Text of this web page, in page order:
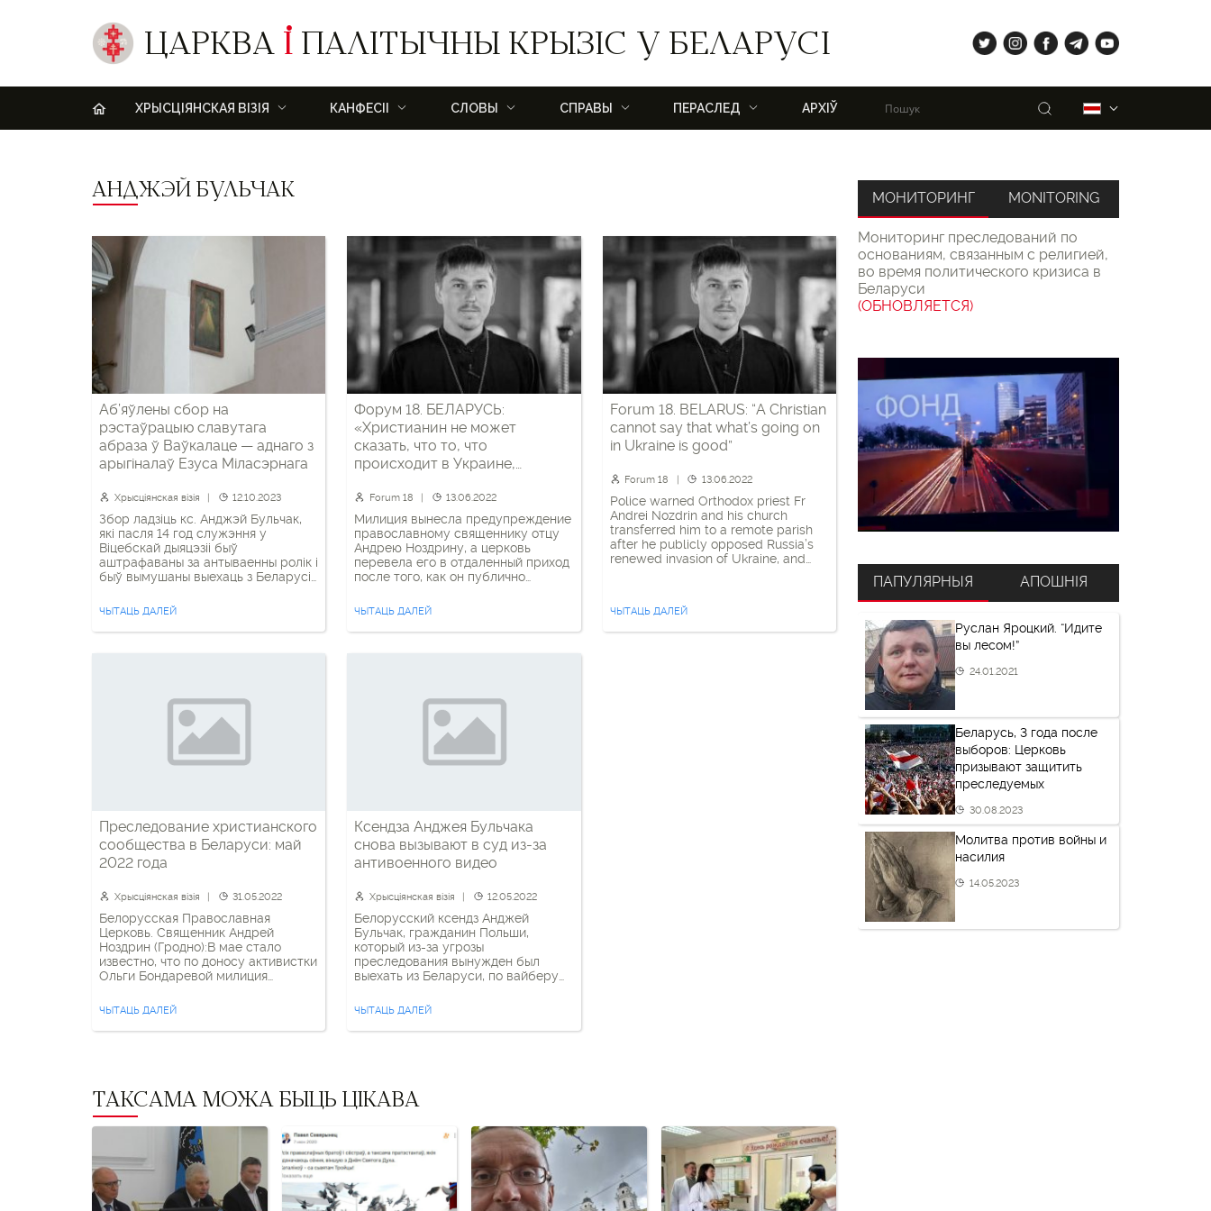
ЦАРКВА І ПАЛІТЫЧНЫ КРЫЗІС У БЕЛАРУСІ
ХРЫСЦІЯНСКАЯ ВІЗІЯ КАНФЕСІІ СЛОВЫ СПРАВЫ ПЕРАСЛЕД АРХІЎ Пошук
tw ig fb tg yt
АНДЖЭЙ БУЛЬЧАК
Аб’яўлены сбор на
рэстаўрацыю славутага
абраза ў Ваўкалаце — аднаго з
арыгіналаў Езуса Міласэрнага
Хрысціянская візія 12.10.2023
Збор ладзіць кс. Анджэй Бульчак,
які пасля 14 год служэння у
Віцебскай дыяцэзіі быў
аштрафаваны за антываенны ролік і
быў вымушаны выехаць з Беларусі,
стан іконы. Абраз, які знаходзіцца ў
вёсцы Ваўкалта на Докшыншчыне,
унікальны. Гэта адзін з эскізаў
ЧЫТАЦЬ ДАЛЕЙ
Форум 18. БЕЛАРУСЬ:
«Христианин не может
сказать, что то, что
происходит в Украине,
Forum 18 13.06.2022
Милиция вынесла предупреждение
православному священнику отцу
Андрею Ноздрину, а церковь
перевела его в отдаленный приход
после того, как он публично
вторжения России в Украину и
роли Беларуси в этом. Он
настаивал на том, что «христианин
ЧЫТАЦЬ ДАЛЕЙ
Forum 18. BELARUS: “A Christian
cannot say that what’s going on
in Ukraine is good”
Forum 18 13.06.2022
Police warned Orthodox priest Fr
Andrei Nozdrin and his church
transferred him to a remote parish
after he publicly opposed Russia’s
renewed invasion of Ukraine, and
should understand that killing is a
sin”. He told […]
ЧЫТАЦЬ ДАЛЕЙ
Преследование христианского
сообщества в Беларуси: май
2022 года
Хрысціянская візія 31.05.2022
Белорусская Православная
Церковь. Священник Андрей
Ноздрин (Гродно):В мае стало
известно, что по доносу активистки
Ольги Бондаревой милиция
«профилактическую беседу о
соблюдении законодательства и
недопущении совершения
священника. 18 мая Ноздрин был
уволен со всех должностей в
Гродненской епархии: настоятеля в
приходе храма Святителя
Спиридона […]
ЧЫТАЦЬ ДАЛЕЙ
Ксендза Анджея Бульчака
снова вызывают в суд из-за
антивоенного видео
Хрысціянская візія 12.05.2022
Белорусский ксендз Анджей
Бульчак, гражданин Польши,
который из-за угрозы
преследования вынужден был
выехать из Беларуси, по вайберу
вызывают на судебное заседание в
суд Поставского района на 11:00
13 мая в качестве лица, в
распространение экстремистских
материалов. Это уже не […]
ЧЫТАЦЬ ДАЛЕЙ
ТАКСАМА МОЖА БЫЦЬ ЦІКАВА
МОНИТОРИНГ
Мониторинг преследований по
основаниям, связанным с религией,
во время политического кризиса в
Беларуси
(ОБНОВЛЯЕТСЯ)
MONITORING
ПАПУЛЯРНЫЯ
Руслан Яроцкий. “Идите
вы лесом!”
24.01.2021
Беларусь, 3 года после
выборов: Церковь
призывают защитить
преследуемых
30.08.2023
Молитва против войны и
насилия
14.05.2023
АПОШНІЯ